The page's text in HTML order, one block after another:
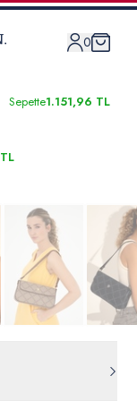
0
Sepette1.151,96 TL